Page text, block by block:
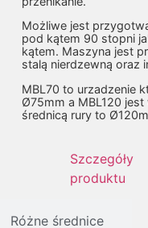
Możliwe jest
pod kątem 90 stopni
kątem. Maszyna jest
stalą nierdzewną oraz
MBL70 to urzadzenie
Ø75mm a MBL120
średnicą rury to
Szczegóły
produktu
Różne średnice